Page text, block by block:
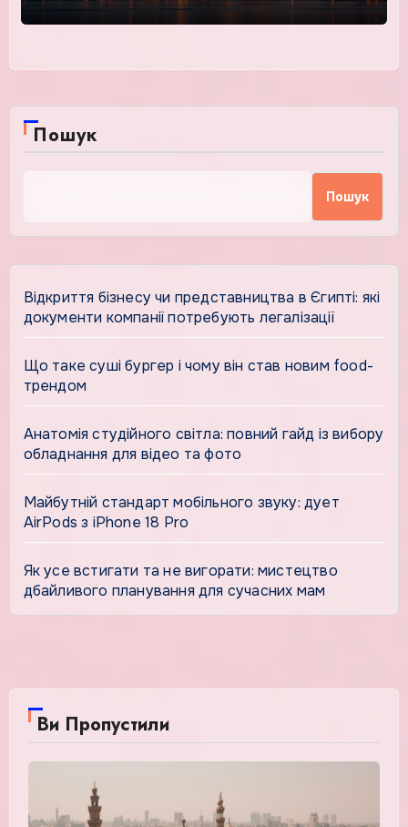
Пошук
Пошук
Відкриття бізнесу чи представництва в Єгипті: які
документи компанії потребують легалізації
Що таке суші бургер і чому він став новим food-
трендом
Анатомія студійного світла: повний гайд із вибору
обладнання для відео та фото
Майбутній стандарт мобільного звуку: дует
AirPods з iPhone 18 Pro
Як усе встигати та не вигорати: мистецтво
дбайливого планування для сучасних мам
Ви Пропустили